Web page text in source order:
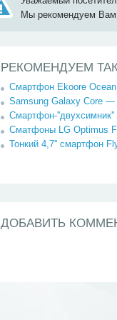
Мы рекомендуем
РЕКОМЕНДУЕМ
Смартфон Ekoore
Samsung Galaxy Core —
Смартфон-
Сматфоны LG Optimus
Тонкий 4,7'' смартфон
ДОБАВИТЬ